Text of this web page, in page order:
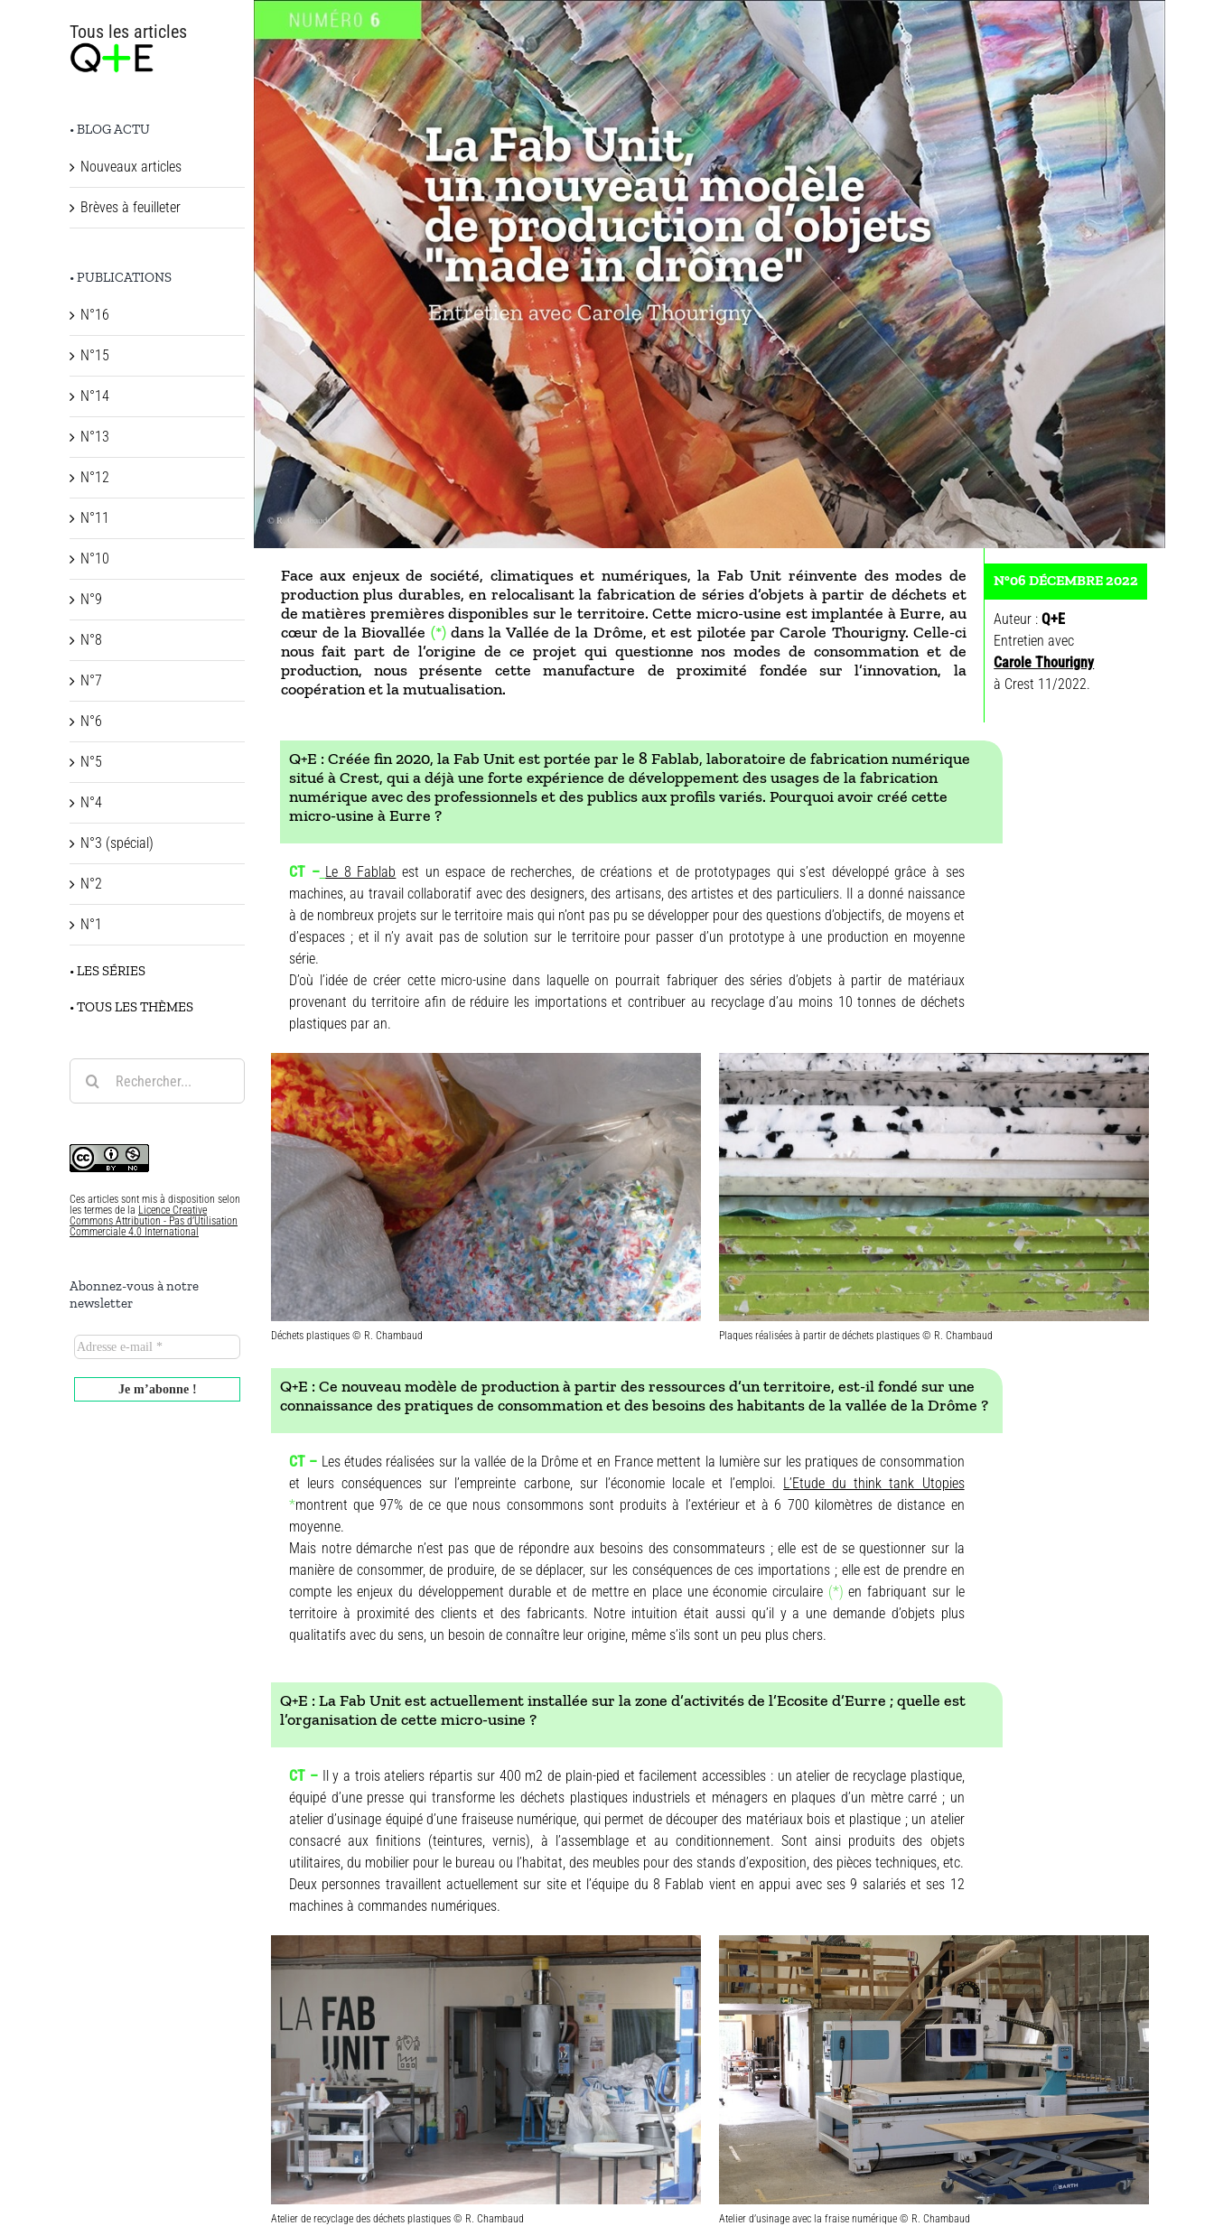
Face aux enjeux de société, climatiques et numériques, la Fab Unitréinvente des modes de
production plus durables, en relocalisant la fabrication de séries d’objets à partir de déchets et
de matières premières disponibles sur le territoire. Cette micro-usine est implantée à Eurre, au
cœur de la Biovallée (*)dans la Vallée de la Drôme, et est pilotée par Carole Thourigny. Celle-ci
nous fait part de l’origine de ce projet qui questionne nos modes de consommation et de
production, nous présente cette manufacture de proximité fondée sur l’innovation, la
coopération et la mutualisation.
N°06 DÉCEMBRE 2022
Auteur :Q+E
Entretien avec
Carole Thourigny
à Crest 11/2022.
Q+E : Créée fin 2020, la Fab Unit est portée par le 8 Fablab, laboratoire de fabrication numérique
situé à Crest, qui a déjà une forte expérience de développement des usages de la fabrication
numérique avec des professionnels et des publics aux profils variés. Pourquoi avoir créé cette
micro-usine à Eurre ?
CT – Le 8 Fablab est un espace de recherches, de créations et de prototypages qui s’est développé grâce à ses
machines, au travail collaboratif avec des designers, des artisans, des artistes et des particuliers. Il a donné naissance
à de nombreux projets sur le territoire mais qui n’ont pas pu se développer pour des questions d’objectifs, de moyens et
d’espaces ; et il n’y avait pas de solution sur le territoire pour passer d’un prototype à une production en moyenne
série.
D’où l’idée de créer cette micro-usine dans laquelle on pourrait fabriquer des séries d’objets à partir de matériaux
provenant du territoire afin de réduire les importations et contribuer au recyclage d’au moins 10 tonnes de déchets
plastiques par an.
Déchets plastiques © R. Chambaud Plaques réalisées à partir de déchets plastiques © R. Chambaud
Q+E : Ce nouveau modèle de production à partir des ressources d’un territoire, est-il fondé sur une
connaissance des pratiques de consommation et des besoins des habitants de la vallée de la Drôme ?
CT – Les études réalisées sur la vallée de la Drôme et en France mettent la lumière sur les pratiques de consommation
et leurs conséquences sur l’empreinte carbone, sur l’économie locale et l’emploi. L’Etude du think tank Utopies
*montrent que 97% de ce que nous consommons sont produits à l’extérieur et à 6 700 kilomètres de distance en
moyenne.
Mais notre démarche n’est pas que de répondre aux besoins des consommateurs ; elle est de se questionner sur la
manière de consommer, de produire, de se déplacer, sur les conséquences de ces importations ; elle est de prendre en
compte les enjeux du développement durable et de mettre en place une économie circulaire (*) en fabriquant sur le
territoire à proximité des clients et des fabricants. Notre intuition était aussi qu’il y a une demande d’objets plus
qualitatifs avec du sens, un besoin de connaître leur origine, même s’ils sont un peu plus chers.
Q+E : La Fab Unit est actuellement installée sur la zone d’activités de l’Ecosite d’Eurre ; quelle est
l’organisation de cette micro-usine ?
CT –
Il y a trois ateliers répartis sur 400 m2 de plain-pied et facilement accessibles : un atelier de recyclage plastique,
équipé d’une presse qui transforme les déchets plastiques industriels et ménagers en plaques d’un mètre carré ; un
atelier d’usinage équipé d’une fraiseuse numérique, qui permet de découper des matériaux bois et plastique ; un atelier
consacré aux finitions (teintures, vernis), à l’assemblage et au conditionnement. Sont ainsi produits des objets
utilitaires, du mobilier pour le bureau ou l’habitat, des meubles pour des stands d’exposition, des pièces techniques, etc.
Deux personnes travaillent actuellement sur site et l’équipe du 8 Fablab vient en appui avec ses 9 salariés et ses 12
machines à commandes numériques.
Atelier de recyclage des déchets plastiques © R. Chambaud Atelier d’usinage avec la fraise numérique © R. Chambaud
Tous les articles
• BLOG ACTU
Nouveaux articles
Brèves à feuilleter
• PUBLICATIONS
N°16
N°15
N°14
N°13
N°12
N°11
N°10
N°9
N°8
N°7
N°6
N°5
N°4
N°3 (spécial)
N°2
N°1
• LES SÉRIES
• TOUS LES THÈMES
Rechercher:
Ces articles sont mis à disposition selon
les termes de la Licence Creative
Commons Attribution - Pas d’Utilisation
Commerciale 4.0 International
Abonnez-vous à notre
newsletter